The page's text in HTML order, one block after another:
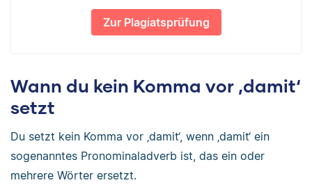
Zur Plagiatsprüfung
Wann du kein Komma vor ‚damit‘
setzt
Du setzt kein Komma vor ‚damit‘, wenn ‚damit‘ ein
sogenanntes Pronominaladverb ist, das ein oder
mehrere Wörter ersetzt.